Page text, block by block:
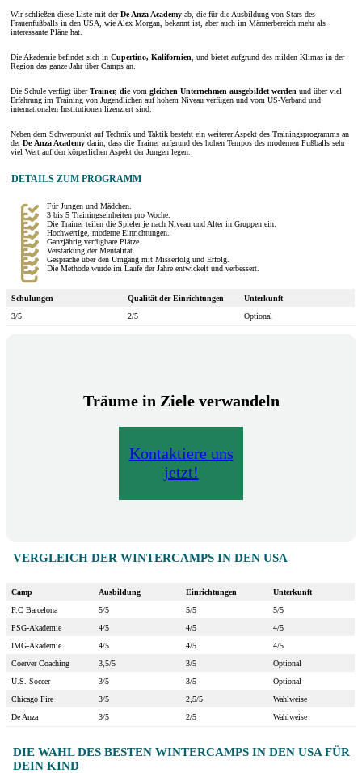
Wir schließen diese Liste mit derDe Anza Academy ab, die für die Ausbildung von Stars des
Frauenfußballs in den USA, wie Alex Morgan, bekannt ist, aber auch im Männerbereich mehr als
interessante Pläne hat.
Die Akademie befindet sich in Cupertino, Kalifornien , und bietet aufgrund des milden Klimas in der
Region das ganze Jahr über Camps an.
Die Schule verfügt überTrainer, dievom gleichen Unternehmen ausgebildet werden und über viel
Erfahrung im Training von Jugendlichen auf hohem Niveau verfügen und vom US-Verband und
internationalen Institutionen lizenziert sind.
Neben dem Schwerpunkt auf Technik und Taktik besteht ein weiterer Aspekt des Trainingsprogramms an
derDe Anza Academy darin, dass die Trainer aufgrund des hohen Tempos des modernen Fußballs sehr
viel Wert auf den körperlichen Aspekt der Jungen legen.
DETAILS ZUM PROGRAMM
Für Jungen und Mädchen.
3 bis 5 Trainingseinheiten pro Woche.
Die Trainer teilen die Spieler je nach Niveau und Alter in Gruppen ein.
Hochwertige, moderne Einrichtungen.
Ganzjährig verfügbare Plätze.
Verstärkung der Mentalität.
Gespräche über den Umgang mit Misserfolg und Erfolg.
Die Methode wurde im Laufe der Jahre entwickelt und verbessert.
Schulungen Qualität der Einrichtungen
Unterkunft
3/5
2/5 Optional
Träume in Ziele verwandeln
Kontaktiere uns
jetzt!
VERGLEICH DER WINTERCAMPS IN DEN USA
Camp Ausbildung Einrichtungen
Unterkunft
F.C Barcelona
5/5 5/5
5/5
PSG-Akademie
4/5 4/5
4/5
IMG-Akademie
4/5 4/5
4/5
Coerver Coaching
3,5/5 3/5
Optional
U.S. Soccer
3/5 3/5
Optional
Chicago Fire
3/5 2,5/5
Wahlweise
De Anza
3/5 2/5 Wahlweise
DIE WAHL DES BESTEN WINTERCAMPS IN DEN USA FÜR
DEIN KIND